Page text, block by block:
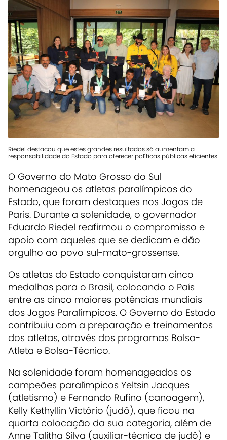
Riedel destacou que estes grandes resultados só aumentam a
responsabilidade do Estado para oferecer políticas públicas eficientes
O Governo do Mato Grosso do Sul
homenageou os atletas paralímpicos do
Estado, que foram destaques nos Jogos de
Paris. Durante a solenidade, o governador
Eduardo Riedel reafirmou o compromisso e
apoio com aqueles que se dedicam e dão
orgulho ao povo sul-mato-grossense.
Os atletas do Estado conquistaram cinco
medalhas para o Brasil, colocando o País
entre as cinco maiores potências mundiais
dos Jogos Paralímpicos. O Governo do Estado
contribuiu com a preparação e treinamentos
dos atletas, através dos programas Bolsa-
Atleta e Bolsa-Técnico.
Na solenidade foram homenageados os
campeões paralímpicos Yeltsin Jacques
(atletismo) e Fernando Rufino (canoagem),
Kelly Kethyllin Victório (judô), que ficou na
quarta colocação da sua categoria, além de
Anne Talitha Silva (auxiliar-técnica de judô) e